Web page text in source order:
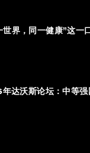
世界，同一健康”这一
达沃斯论坛：中等强